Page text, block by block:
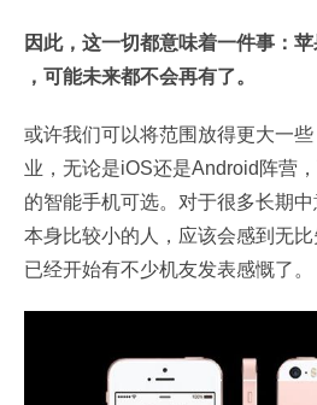
因此，这一切都意味着一件事：
，可能未来都不会再有了。
或许我们可以将范围放得更大一
业，无论是iOS还是Android阵营
的智能手机可选。对于很多长期
本身比较小的人，应该会感到无
已经开始有不少机友发表感慨了。